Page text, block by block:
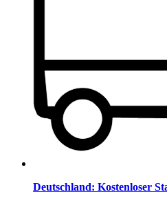
Deutschland: Kostenloser